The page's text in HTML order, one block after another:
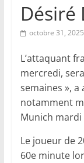
octobre 31, 2025
L’attaquant
mercredi,
semaines »,
notamment
Munich mardi
Le joueur de
60e minute